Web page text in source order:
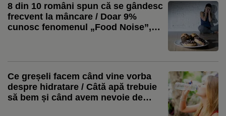
8 din 10 români spun că se gândesc
frecvent la mâncare / Doar 9%
cunosc fenomenul „Food Noise”,
Ce greșeli facem când vine vorba
despre hidratare / Câtă apă trebuie
să bem și când avem nevoie de